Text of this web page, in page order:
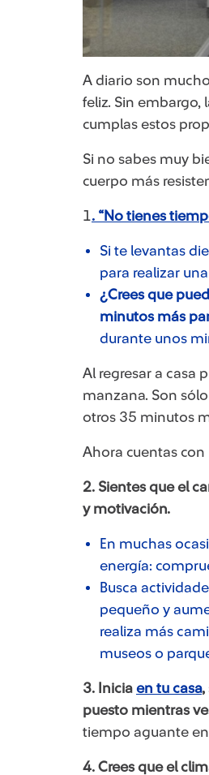
​A diario son
feliz. Sin embargo,
cumplas estos
Si no sabes muy
cuerpo más
1 . “No tienes
Si te levantas
para realizar
¿Crees que
minutos más
durante unos
Al regresar a casa
manzana. Son
otros 35 minutos
Ahora cuentas
2. Sientes que el
y motivación.
En muchas
energía:
Busca
pequeño y
realiza más
museos o
3. Inicia en tu casa​,
puesto mientras
tiempo aguante en
4. Crees que el